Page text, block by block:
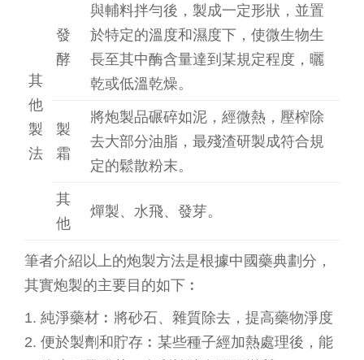
其
他
製
法
發
酵
與輔料拌勻後，製成一定形狀，並置
於特定的溫度和濕度下，使微生物生
長至其中酶含量達到某規定程度，曬
乾或低溫乾燥。
製
霜
將炮製品碾碎如泥，經微熱，壓榨除
去大部分油脂，最殘渣研製成符合規
定的鬆散粉末。
其
他
燀製、水飛、發芽。
筆者介紹以上的炮製方法是根據中國藥典劃分，
其實炮製的主要目的如下︰
純淨藥材︰將砂石、雜質除去，提高藥物淨度
便於製劑和貯存︰某些種子經加熱處理後，能